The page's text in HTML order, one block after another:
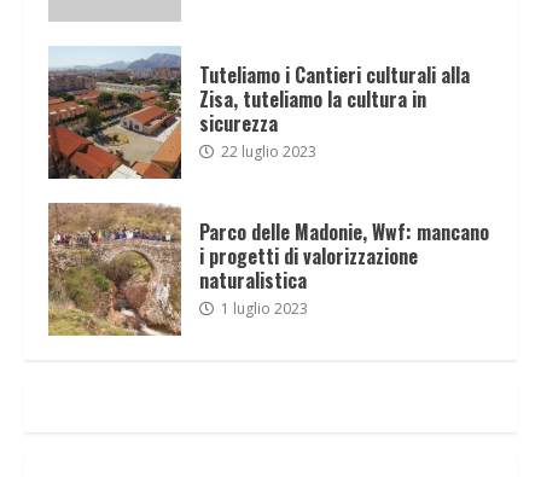
Tuteliamo i Cantieri culturali alla
Zisa, tuteliamo la cultura in
sicurezza
22 luglio 2023
Parco delle Madonie, Wwf: mancano
i progetti di valorizzazione
naturalistica
1 luglio 2023